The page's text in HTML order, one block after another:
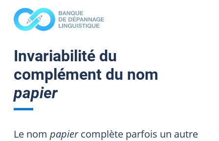
Invariabilité du
complément du nom
papier
Le nom papiercomplète parfois un autre